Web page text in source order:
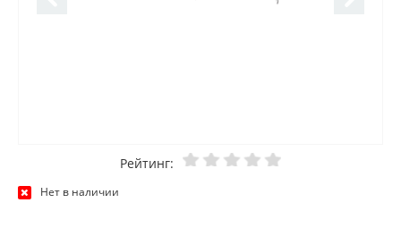
Рейтинг:
Нет в наличии